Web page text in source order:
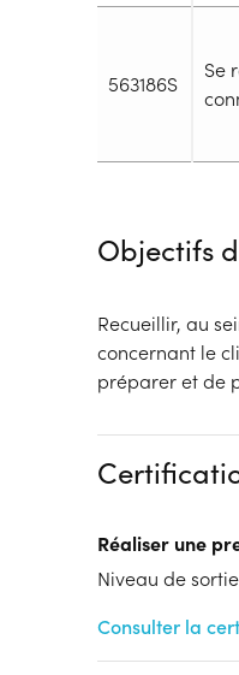
563186S
Se
Durée en
Rythme :
Temps plein,
Type de
Dispositif
Financements
Tarif :
N.C.
Lieu de
41 Rue Jules
Objectifs
Recueillir, au
concernant le
préparer et de
Réaliser une
Niveau de
Consulter la